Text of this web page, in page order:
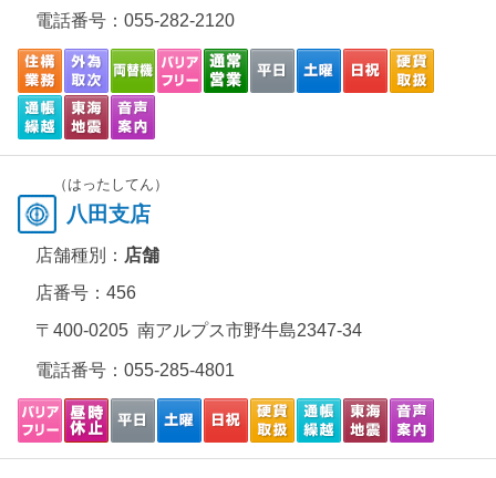
電話番号： 055-282-2120
（はったしてん）
八田支店
店舗種別： 店舗
店番号：456
〒400-0205 南アルプス市野牛島2347-34
電話番号： 055-285-4801